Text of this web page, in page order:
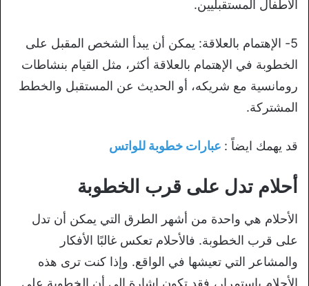
الأطفال المستقبليين.
5- الإهتمام بالعلاقة: يمكن أن يبدأ الشخص المقبل على
الخطوبة في الإهتمام بالعلاقة أكثر، مثل القيام بنشاطات
رومانسية مع شريكه، أو الحديث عن المستقبل والخطط
المشتركة.
قد يهمك ايضاً : عبارات خطوبة للواتس
أحلام تدل على قرب الخطوبة
الأحلام هي واحدة من أشهر الطرق التي يمكن أن تدل
على قرب الخطوبة. فالأحلام تعكس غالبًا الأفكار
والمشاعر التي تعيشها في الواقع. وإذا كنت ترى هذه
الأحلام باستمرار، فقد تكون إشارة إلى أن الخطوبة على